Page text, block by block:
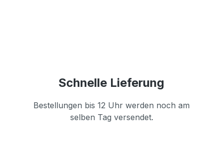
Schnelle Lieferung
Bestellungen bis 12 Uhr werden noch am
selben Tag versendet.